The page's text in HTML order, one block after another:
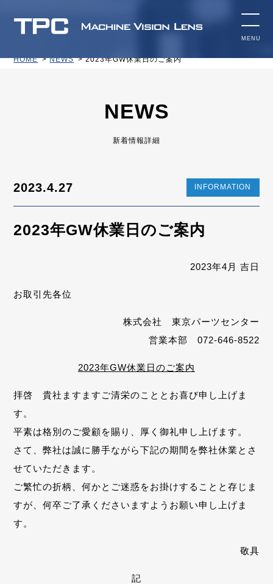
HOME NEWS 2023年GW休業日のご案内
NEWS
新着情報詳細
2023.4.27 INFORMATION
2023年GW休業日のご案内
2023年4月 吉日
お取引先各位
株式会社 東京パーツセンター
営業本部 072-646-8522
2023年GW休業日のご案内
拝啓 貴社ますますご清栄のこととお喜び申し上げま
す。
平素は格別のご愛顧を賜り、厚く御礼申し上げます。
さて、弊社は誠に勝手ながら下記の期間を弊社休業とさ
せていただきます。
ご繁忙の折柄、何かとご迷惑をお掛けすることと存じま
すが、何卒ご了承くださいますようお願い申し上げま
す。
敬具
記